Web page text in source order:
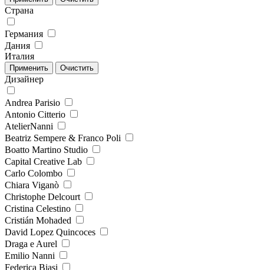
Страна
Германия
Дания
Италия
Дизайнер
Andrea Parisio
Antonio Citterio
AtelierNanni
Beatriz Sempere & Franco Poli
Boatto Martino Studio
Capital Creative Lab
Carlo Colombo
Chiara Viganò
Christophe Delcourt
Cristina Celestino
Cristián Mohaded
David Lopez Quincoces
Draga e Aurel
Emilio Nanni
Federica Biasi